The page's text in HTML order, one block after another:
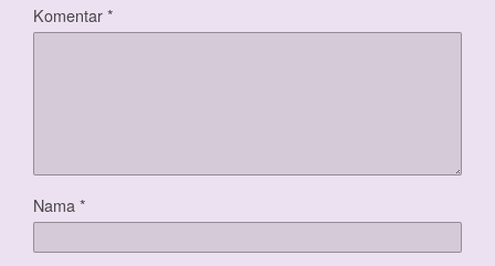
Komentar*
Nama*